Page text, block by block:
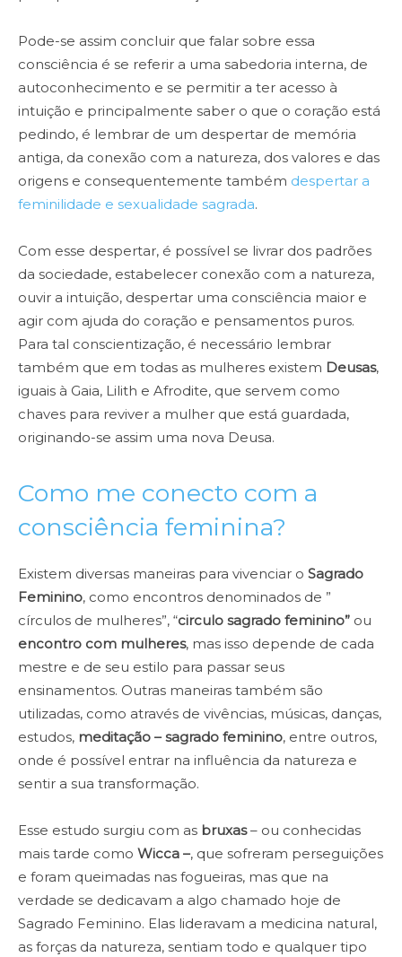
Pode-se assim concluir que falar sobre essa
consciência é se referir a uma sabedoria interna, de
autoconhecimento e se permitir a ter acesso à
intuição e principalmente saber o que o coração está
pedindo, é lembrar de um despertar de memória
antiga, da conexão com a natureza, dos valores e das
origens e consequentemente também despertar a
feminilidade e sexualidade sagrada.
Com esse despertar, é possível se livrar dos padrões
da sociedade, estabelecer conexão com a natureza,
ouvir a intuição, despertar uma consciência maior e
agir com ajuda do coração e pensamentos puros.
Para tal conscientização, é necessário lembrar
também que em todas as mulheres existem Deusas,
iguais à Gaia, Lilith e Afrodite, que servem como
chaves para reviver a mulher que está guardada,
originando-se assim uma nova Deusa.
Como me conecto com a
consciência feminina?
Existem diversas maneiras para vivenciar o Sagrado
Feminino, como encontros denominados de ”
círculos de mulheres”, “circulo sagrado feminino” ou
encontro com mulheres, mas isso depende de cada
mestre e de seu estilo para passar seus
ensinamentos. Outras maneiras também são
utilizadas, como através de vivências, músicas, danças,
estudos, meditação – sagrado feminino, entre outros,
onde é possível entrar na influência da natureza e
sentir a sua transformação.
Esse estudo surgiu com as bruxas– ou conhecidas
mais tarde como Wicca –, que sofreram perseguições
e foram queimadas nas fogueiras, mas que na
verdade se dedicavam a algo chamado hoje de
Sagrado Feminino. Elas lideravam a medicina natural,
as forças da natureza, sentiam todo e qualquer tipo